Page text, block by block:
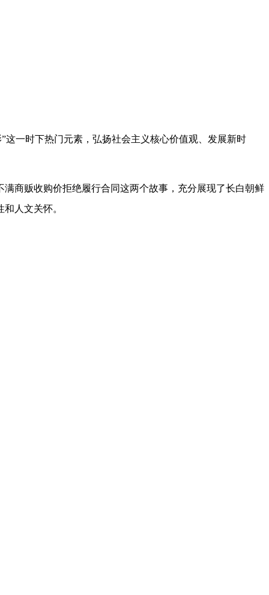
一时下热门元素，弘扬社会主义核心价值观、发展新时
商贩收购价拒绝履行合同这两个故事，充分展现了长白朝鲜
人文关怀。